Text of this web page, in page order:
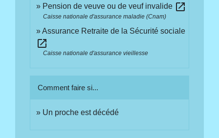
Pension de veuve ou de veuf invalide open_in_new
Caisse nationale d'assurance maladie (Cnam)
Assurance Retraite de la Sécurité sociale
open_in_new
Caisse nationale d'assurance vieillesse
Comment faire si...
Un proche est décédé